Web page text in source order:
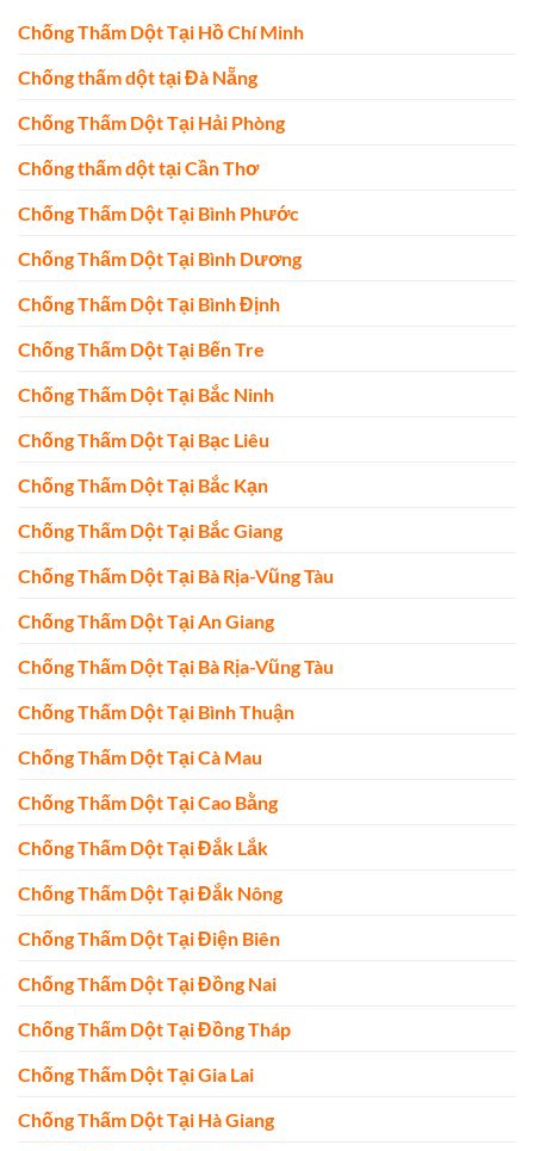
Chống Thấm Dột Tại Hồ Chí Minh
Chống thấm dột tại Đà Nẵng
Chống Thấm Dột Tại Hải Phòng
Chống thấm dột tại Cần Thơ
Chống Thấm Dột Tại Bình Phước
Chống Thấm Dột Tại Bình Dương
Chống Thấm Dột Tại Bình Định
Chống Thấm Dột Tại Bến Tre
Chống Thấm Dột Tại Bắc Ninh
Chống Thấm Dột Tại Bạc Liêu
Chống Thấm Dột Tại Bắc Kạn
Chống Thấm Dột Tại Bắc Giang
Chống Thấm Dột Tại Bà Rịa-Vũng Tàu
Chống Thấm Dột Tại An Giang
Chống Thấm Dột Tại Bà Rịa-Vũng Tàu
Chống Thấm Dột Tại Bình Thuận
Chống Thấm Dột Tại Cà Mau
Chống Thấm Dột Tại Cao Bằng
Chống Thấm Dột Tại Đắk Lắk
Chống Thấm Dột Tại Đắk Nông
Chống Thấm Dột Tại Điện Biên
Chống Thấm Dột Tại Đồng Nai
Chống Thấm Dột Tại Đồng Tháp
Chống Thấm Dột Tại Gia Lai
Chống Thấm Dột Tại Hà Giang